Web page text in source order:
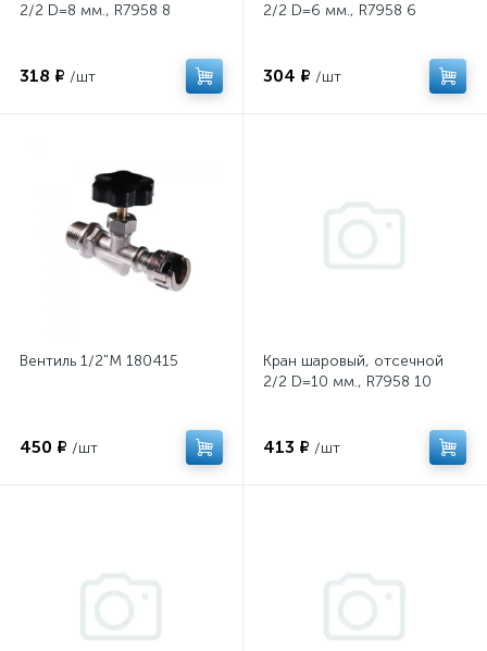
2/2 D=8 мм., R7958 8
318 ₽ /шт
2/2 D=6 мм., R7958 6
304 ₽ /шт
Вентиль 1/2"М 180415
450 ₽ /шт
Кран шаровый, отсечной
2/2 D=10 мм., R7958 10
413 ₽ /шт